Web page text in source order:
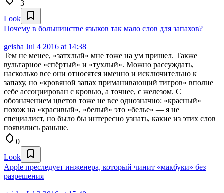
+3
Look
Почему в большинстве языков так мало слов для запахов?
geisha Jul 4 2016 at 14:38
Тем не менее, «затхлый» мне тоже на ум пришел. Также
вульгарное «спёртый» и «тухлый». Можно рассуждать,
насколько все они относятся именно и исключительно к
запаху, но «кровяной запах приманивающий тигров» вполне
себе ассоциирован с кровью, а точнее, с железом. С
обозначением цветов тоже не все однозначно: «красный»
похож на «красивый», «белый» это «белье» — я не
специалист, но было бы интересно узнать, какие из этих слов
появились раньше.
0
Look
Apple преследует инженера, который чинит «макбуки» без
разрешения